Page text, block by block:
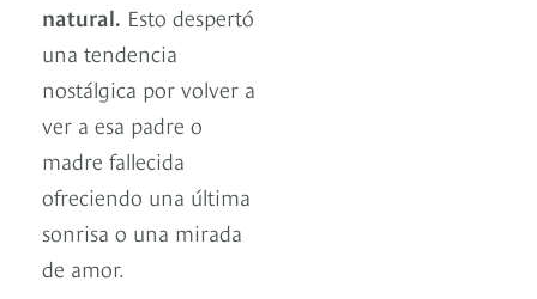
natural. Esto despertó
una tendencia
nostálgica por volver a
ver a esa padre o
madre fallecida
ofreciendo una última
sonrisa o una mirada
de amor.